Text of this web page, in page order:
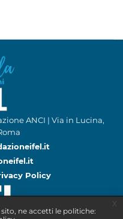
ne accetti le politiche:
ANCI | Via in Lucina,
Policy